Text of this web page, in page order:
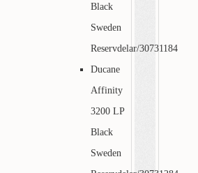
Black
Sweden
Reservdelar/30731184
Ducane
Affinity
3200 LP
Black
Sweden